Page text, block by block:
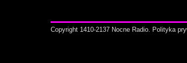
Copyright 1410-2137 Nocne Radio. Polityka